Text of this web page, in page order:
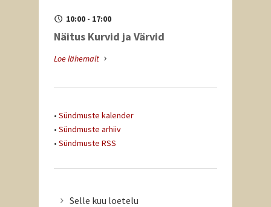
10:00 - 17:00
Näitus Kurvid ja Värvid
Loe lähemalt
• Sündmuste kalender
• Sündmuste arhiiv
• Sündmuste RSS
Selle kuu loetelu